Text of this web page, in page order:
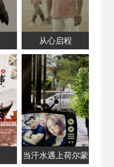
从心启程
当汗水遇上荷尔蒙